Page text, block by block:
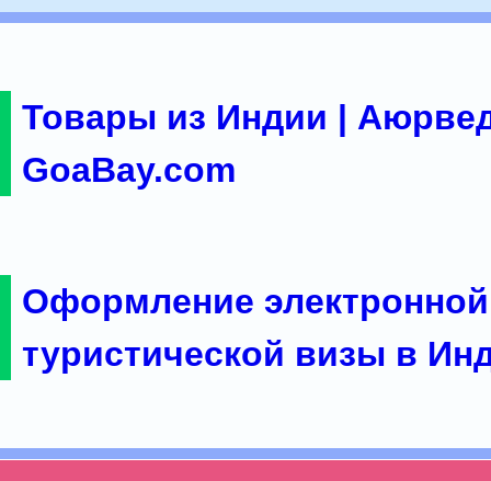
Товары из Индии |
GoaBay.com
Оформление электронной
туристической визы в